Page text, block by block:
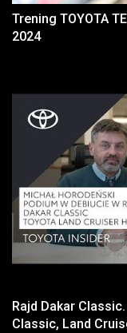
Trening TOYOTA
2024
Rajd Dakar
Classic, Land